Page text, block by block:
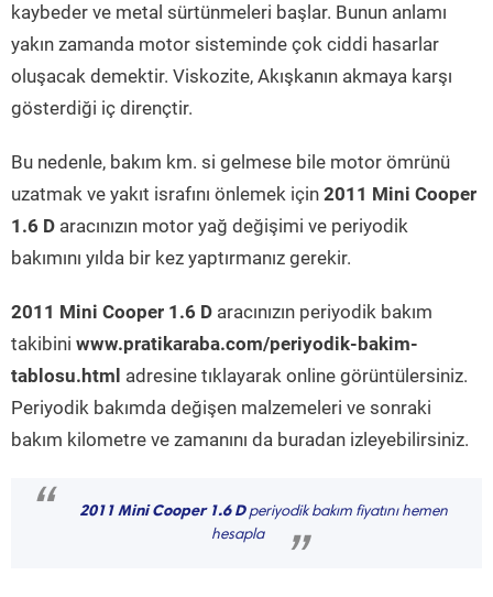
kaybeder ve metal sürtünmeleri başlar. Bunun anlamı
yakın zamanda motor sisteminde çok ciddi hasarlar
oluşacak demektir. Viskozite, Akışkanın akmaya karşı
gösterdiği iç dirençtir.
Bu nedenle, bakım km. si gelmese bile motor ömrünü
uzatmak ve yakıt israfını önlemek için 2011 Mini Cooper
1.6 D aracınızın motor yağ değişimi ve periyodik
bakımını yılda bir kez yaptırmanız gerekir.
2011 Mini Cooper 1.6 D aracınızın periyodik bakım
takibini www.pratikaraba.com/periyodik-bakim-
tablosu.html adresine tıklayarak online görüntülersiniz.
Periyodik bakımda değişen malzemeleri ve sonraki
bakım kilometre ve zamanını da buradan izleyebilirsiniz.
“ 2011 Mini Cooper 1.6 Dperiyodik bakım fiyatını hemen
hesapla
”